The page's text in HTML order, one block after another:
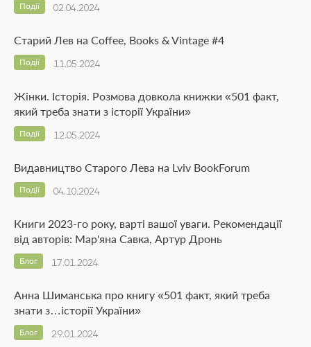
02.04.2024
Події
Старий Лев на Coffee, Books & Vintage #4
11.05.2024
Події
Жінки. Історія. Розмова довкола книжки «501 факт,
який треба знати з історії України»
12.05.2024
Події
Видавництво Старого Лева на Lviv BookForum
04.10.2024
Події
Книги 2023-го року, варті вашої уваги. Рекомендації
від авторів: Мар'яна Савка, Артур Дронь
17.01.2024
Блог
Анна Шиманська про книгу «501 факт, який треба
знати з…історії України»
29.01.2024
Блог